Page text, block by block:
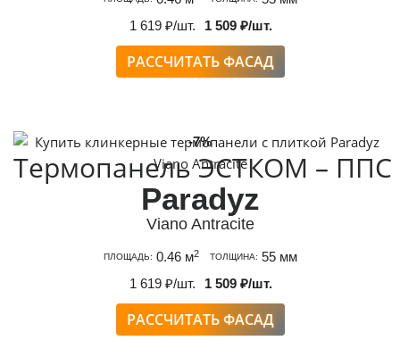
1 619 ₽/шт.
1 509 ₽/шт.
РАССЧИТАТЬ ФАСАД
-7%
Термопанель ЭСТКОМ – ППС
Paradyz
Viano Antracite
ПЛОЩАДЬ: 0.46 м2 ТОЛЩИНА: 55 мм
1 619 ₽/шт.
1 509 ₽/шт.
РАССЧИТАТЬ ФАСАД